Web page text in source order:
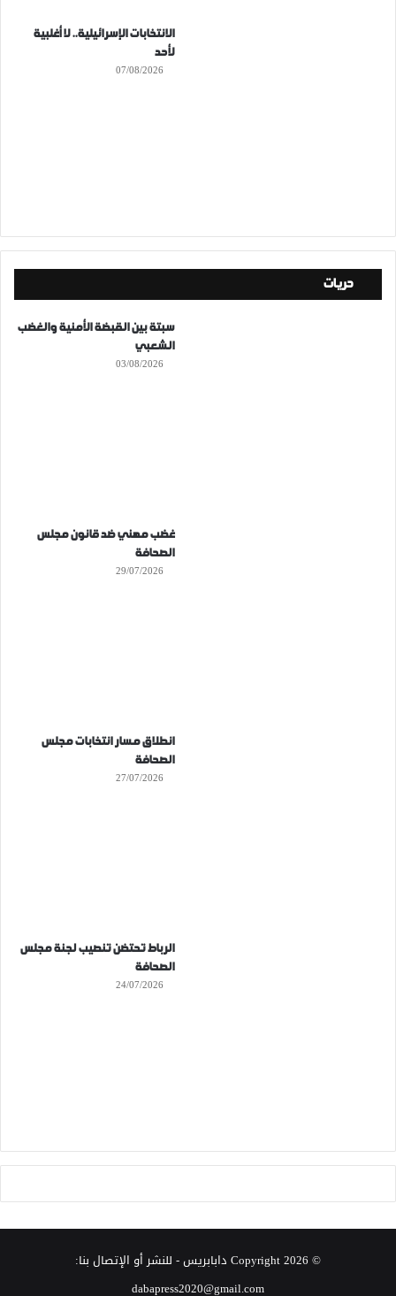
الانتخابات الإسرائيلية.. لا أغلبية
لأحد
07/08/2026
حريات
سبتة بين القبضة الأمنية والغضب
الشعبي
03/08/2026
غضب مهني ضد قانون مجلس
الصحافة
29/07/2026
انطلاق مسار انتخابات مجلس
الصحافة
27/07/2026
الرباط تحتضن تنصيب لجنة مجلس
الصحافة
24/07/2026
© Copyright 2026 دابابريس- للنشر أو الإتصال بنا:
dabapress2020@gmail.com